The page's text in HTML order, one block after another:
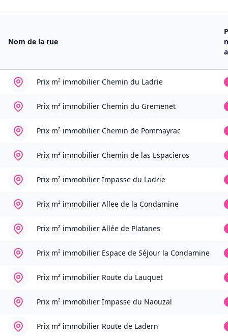
Nom de la rue
Prix m² immobilier Chemin du Ladrie
Prix m² immobilier Chemin du Gremenet
Prix m² immobilier Chemin de Pommayrac
Prix m² immobilier Chemin de las Espacieros
Prix m² immobilier Impasse du Ladrie
Prix m² immobilier Allee de la Condamine
Prix m² immobilier Allée de Platanes
Prix m² immobilier Espace de Séjour la Condamine
Prix m² immobilier Route du Lauquet
Prix m² immobilier Impasse du Naouzal
Prix m² immobilier Route de Ladern